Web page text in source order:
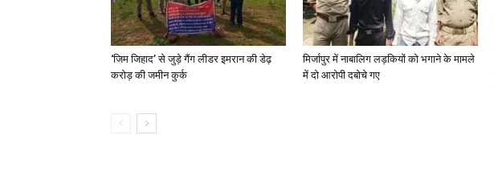
‘जिम जिहाद’ से जुड़े गैंग लीडर इमरान की डेढ़
करोड़ की जमीन कुर्क
मिर्जापुर में नाबालिग लड़कियों को भगाने के मामले
में दो आरोपी दबोचे गए